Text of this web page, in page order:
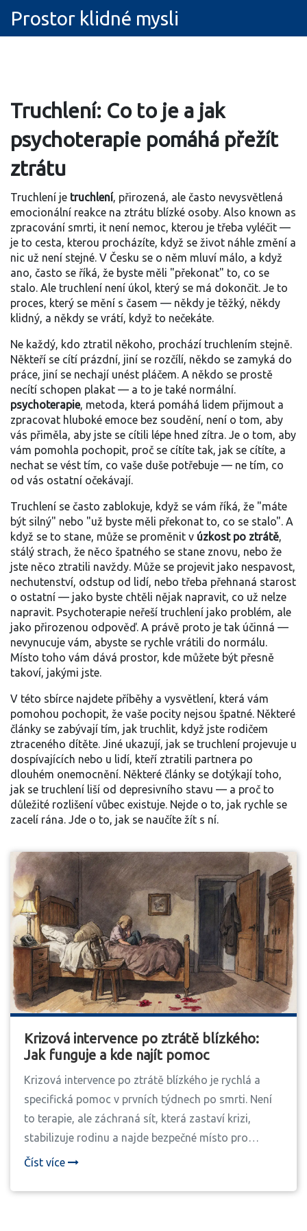
Prostor klidné mysli
Truchlení: Co to je a jak
psychoterapie pomáhá přežít
ztrátu
Truchlení je truchlení, přirozená, ale často nevysvětlená
emocionální reakce na ztrátu blízké osoby. Also known as
zpracování smrti, it není nemoc, kterou je třeba vyléčit —
je to cesta, kterou procházíte, když se život náhle změní a
nic už není stejné. V Česku se o něm mluví málo, a když
ano, často se říká, že byste měli "překonat" to, co se
stalo. Ale truchlení není úkol, který se má dokončit. Je to
proces, který se mění s časem — někdy je těžký, někdy
klidný, a někdy se vrátí, když to nečekáte.
Ne každý, kdo ztratil někoho, prochází truchlením stejně.
Někteří se cítí prázdní, jiní se rozčílí, někdo se zamyká do
práce, jiní se nechají unést pláčem. A někdo se prostě
necítí schopen plakat — a to je také normální.
psychoterapie, metoda, která pomáhá lidem přijmout a
zpracovat hluboké emoce bez soudění, není o tom, aby
vás přiměla, aby jste se cítili lépe hned zítra. Je o tom, aby
vám pomohla pochopit, proč se cítíte tak, jak se cítíte, a
nechat se vést tím, co vaše duše potřebuje — ne tím, co
od vás ostatní očekávají.
Truchlení se často zablokuje, když se vám říká, že "máte
být silný" nebo "už byste měli překonat to, co se stalo". A
když se to stane, může se proměnit v úzkost po ztrátě,
stálý strach, že něco špatného se stane znovu, nebo že
jste něco ztratili navždy. Může se projevit jako nespavost,
nechutenství, odstup od lidí, nebo třeba přehnaná starost
o ostatní — jako byste chtěli nějak napravit, co už nelze
napravit. Psychoterapie neřeší truchlení jako problém, ale
jako přirozenou odpověď. A právě proto je tak účinná —
nevynucuje vám, abyste se rychle vrátili do normálu.
Místo toho vám dává prostor, kde můžete být přesně
takoví, jakými jste.
V této sbírce najdete příběhy a vysvětlení, která vám
pomohou pochopit, že vaše pocity nejsou špatné. Některé
články se zabývají tím, jak truchlit, když jste rodičem
ztraceného dítěte. Jiné ukazují, jak se truchlení projevuje u
dospívajících nebo u lidí, kteří ztratili partnera po
dlouhém onemocnění. Některé články se dotýkají toho,
jak se truchlení liší od depresivního stavu — a proč to
důležité rozlišení vůbec existuje. Nejde o to, jak rychle se
zacelí rána. Jde o to, jak se naučíte žít s ní.
Krizová intervence po ztrátě blízkého:
Jak funguje a kde najít pomoc
Krizová intervence po ztrátě blízkého je rychlá a
specifická pomoc v prvních týdnech po smrti. Není
to terapie, ale záchraná sít, která zastaví krizi,
stabilizuje rodinu a najde bezpečné místo pro
truchlení. V Česku existují jen některé služby, které
Číst více